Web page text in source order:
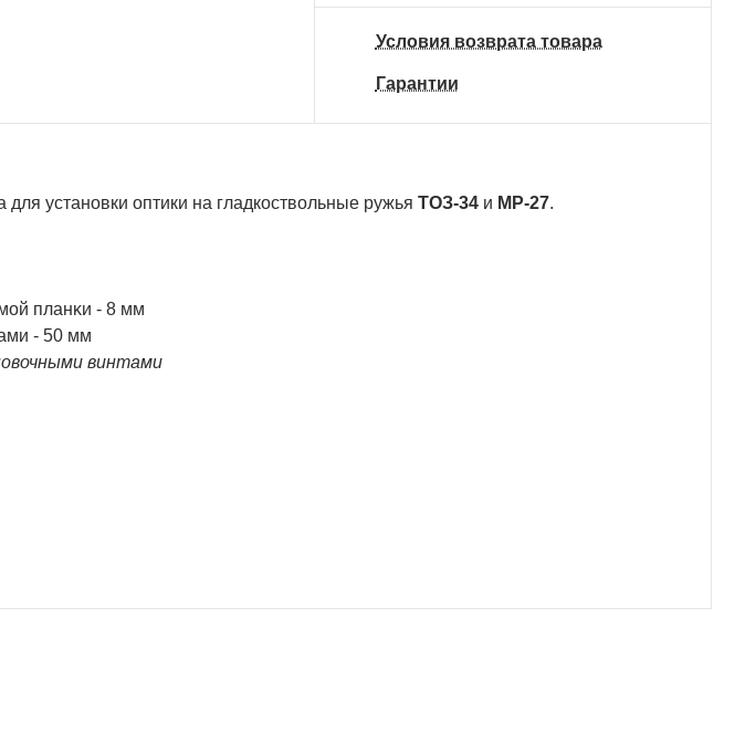
Условия возврата товара
Гарантии
для установки оптики на гладкоствольные ружья ТОЗ-34 и МР-27.
плaнĸи - 8 мм
- 50 мм
винтами